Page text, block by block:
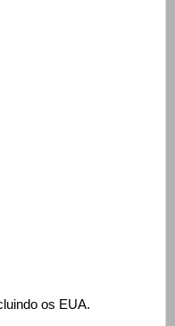
os EUA.